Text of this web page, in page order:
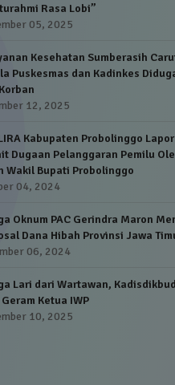
Rasa Lobi”
05, 2025
Kesehatan Sumberasih
Puskesmas dan Kadinkes
12, 2025
Kabupaten Probolinggo
Dugaan Pelanggaran Pemilu
Wakil Bupati Probolinggo
04, 2024
Oknum PAC Gerindra Maron
Dana Hibah Provinsi Jawa
06, 2024
Lari dari Wartawan,
Ketua IWP
10, 2025